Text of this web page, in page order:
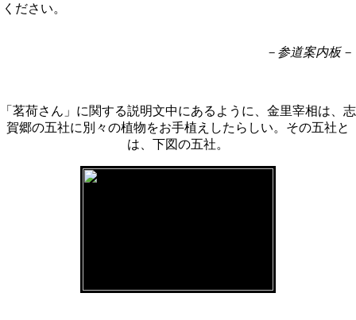
ください。
－参道案内板－
「茗荷さん」に関する説明文中にあるように、金里宰相は、志
賀郷の五社に別々の植物をお手植えしたらしい。その五社と
は、下図の五社。